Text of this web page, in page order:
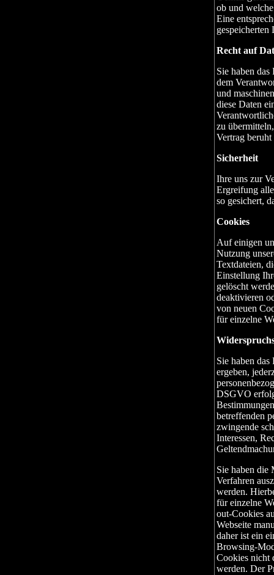
ob und
Eine
gespeicherten
Recht auf
Sie haben
dem
und
diese Daten
zu
Vertrag
Sicherheit
Ihre uns zur
Ergreifung
so gesichert,
Cookies
Auf einigen
Nutzung
Textdateien,
Einstellung
gelöscht
deaktivieren
von neuen
für einzelne
Sie haben
ergeben,
DSGVO
betreffenden
zwingende
Interessen,
Sie haben die
Verfahren
werden.
für einzelne
out-Cookies
Webseite
daher ist ein
Browsing-
Cookies nicht
werden. Der